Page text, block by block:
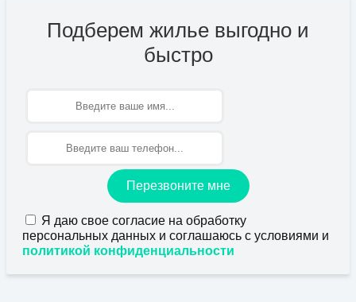
Подберем жилье выгодно и
быстро
Перезвоните мне
Я даю свое согласие на обработку
персональных данных и соглашаюсь с условиями и
политикой конфиденциальности